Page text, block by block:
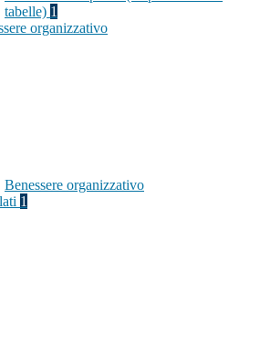
tabelle) 1
organizzativo
Benessere organizzativo
1